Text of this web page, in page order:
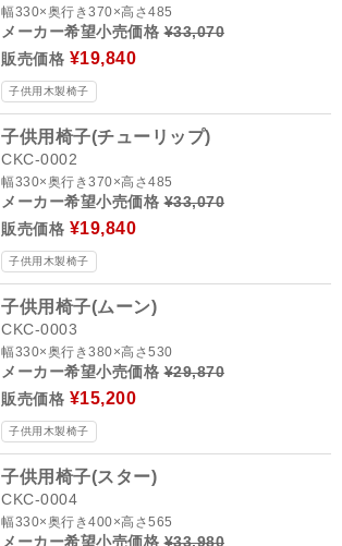
幅330×奥行き370×高さ485
メーカー希望小売価格¥33,070
販売価格 ¥19,840
子供用木製椅子
子供用椅子(チューリップ)
CKC-0002
幅330×奥行き370×高さ485
メーカー希望小売価格¥33,070
販売価格 ¥19,840
子供用木製椅子
子供用椅子(ムーン)
CKC-0003
幅330×奥行き380×高さ530
メーカー希望小売価格¥29,870
販売価格 ¥15,200
子供用木製椅子
子供用椅子(スター)
CKC-0004
幅330×奥行き400×高さ565
メーカー希望小売価格¥33,980